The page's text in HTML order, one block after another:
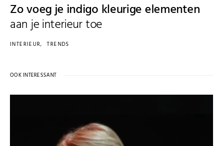
Zo voeg je indigo kleurige elementen
aan je interieur toe
INTERIEUR TRENDS
OOK INTERESSANT